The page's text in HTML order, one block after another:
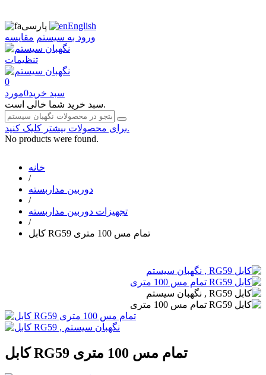
پارسی
English
ورود به سیستم مقایسه
تنظیمات
0
سبد خرید0مورد
سبد خرید شما خالی است.
برای محصولات بیشتر کلیک کنید.
No products were found.
خانه
/
دوربین مداربسته
/
تجهیزات دوربین مداربسته
/
کابل RG59 تمام مس 100 متری
کابل RG59 تمام مس 100 متری